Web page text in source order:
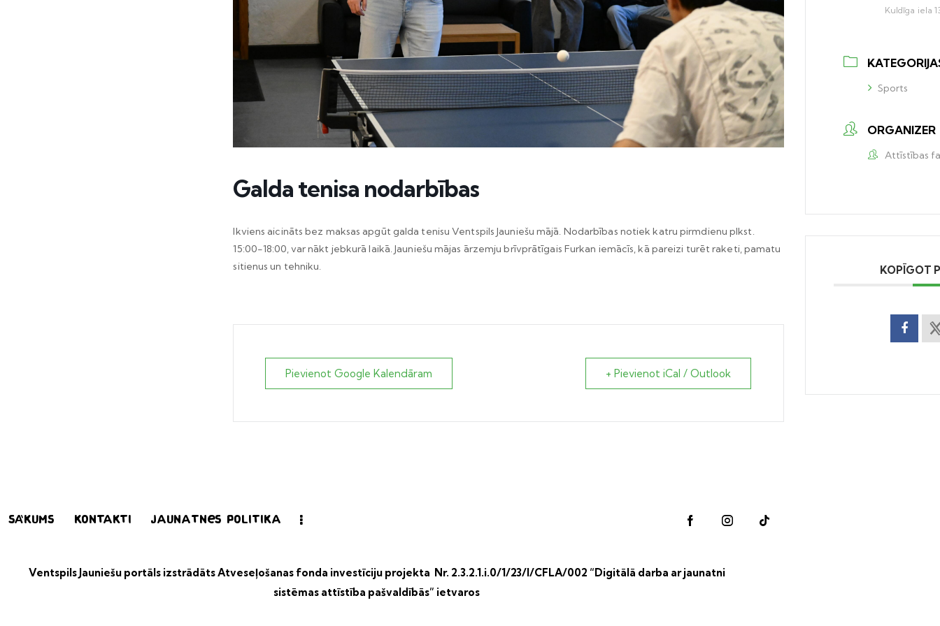
Galda tenisa nodarbības
Ikviens aicināts bez maksas apgūt galda tenisu Ventspils Jauniešu mājā. Nodarbības notiek katru pirmdienu plkst.
15:00-18:00, var nākt jebkurā laikā. Jauniešu mājas ārzemju brīvprātīgais Furkan iemācīs, kā pareizi turēt raketi, pamatu
sitienus un tehniku.
Pievienot Google Kalendāram + Pievienot iCal / Outlook
Kuldīga iela
Sports
ORGANIZER
Attīstības
KOPĪGOT
Sākums Kontakti Jaunatnes politika
Ventspils Jauniešu portāls izstrādātsAtveseļošanas fonda investīciju projekta Nr. 2.3.2.1.i.0/1/23/I/CFLA/002 “Digitālā darba ar jaunatni
sistēmas attīstība pašvaldībās” ietvaros